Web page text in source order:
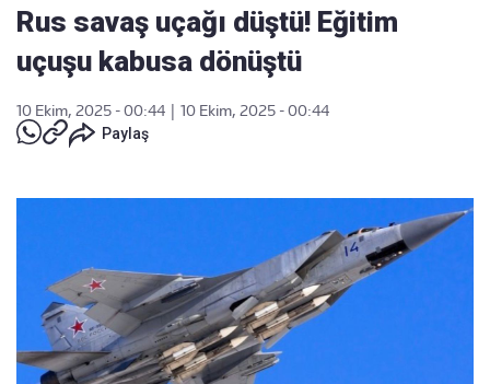
Rus savaş uçağı düştü! Eğitim
uçuşu kabusa dönüştü
10 Ekim, 2025 - 00:44
10 Ekim, 2025 - 00:44
Paylaş